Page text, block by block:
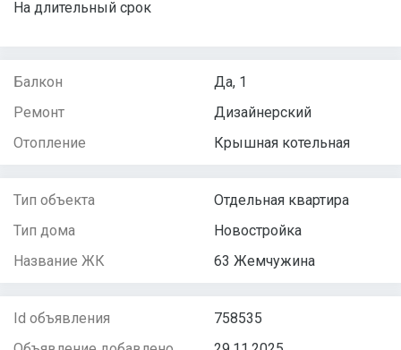
На длительный срок
Балкон
Да, 1
Ремонт
Дизайнерский
Отопление
Крышная котельная
Тип объекта
Отдельная квартира
Тип дома
Новостройка
Название ЖК
63 Жемчужина
Id объявления
758535